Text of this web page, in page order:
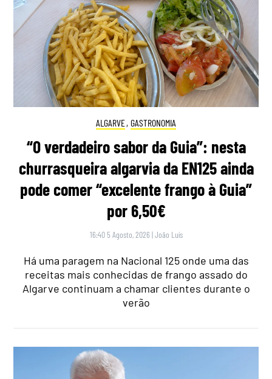
ALGARVE, GASTRONOMIA
“O verdadeiro sabor da Guia”: nesta
churrasqueira algarvia da EN125 ainda
pode comer “excelente frango à Guia”
por 6,50€
16:40 5 Agosto, 2026 |João Luís
Há uma paragem na Nacional 125 onde uma das
receitas mais conhecidas de frango assado do
Algarve continuam a chamar clientes durante o
verão